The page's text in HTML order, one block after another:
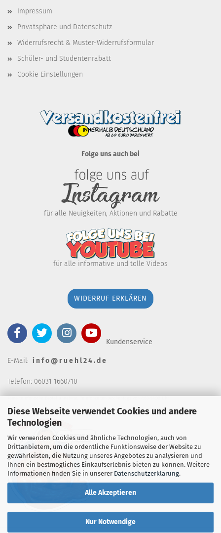
Diese Webseite verwendet Cookies und andere
Technologien
Wir verwenden Cookies und ähnliche Technologien, auch von
Drittanbietern, um die ordentliche Funktionsweise der Website zu
gewährleisten, die Nutzung unseres Angebotes zu analysieren und
Ihnen ein bestmögliches Einkaufserlebnis bieten zu können. Weitere
Informationen finden Sie in unserer Datenschutzerklärung.
Alle Akzeptieren
Nur Notwendige
Impressum
Privatsphäre und Datenschutz
Widerrufsrecht & Muster-Widerrufsformular
Schüler- und Studentenrabatt
Cookie Einstellungen
Folge uns auch bei
für alle Neuigkeiten, Aktionen und Rabatte
für alle informative und tolle Videos
WIDERRUF ERKLÄREN
Kundenservice
E-Mail: i n f o @ r u e h l 2 4 . d e
Telefon: 06031 1660710